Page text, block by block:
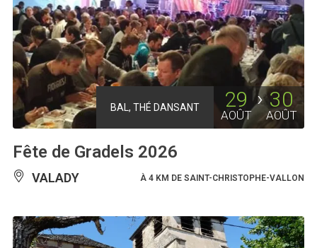
BAL, THÉ DANSANT 29
AOÛT
30
AOÛT
Fête de Gradels 2026
VALADY À 4 KM DE SAINT-CHRISTOPHE-VALLON